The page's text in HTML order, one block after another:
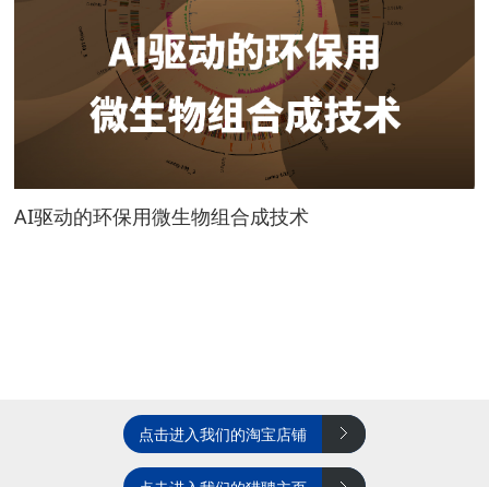
AI驱动的环保用微生物组合成技术
点击进入我们的淘宝店铺